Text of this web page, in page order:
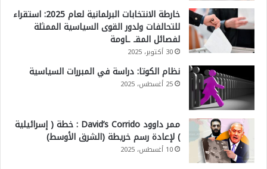
خارطة الانتخابات البرلمانية لعام 2025: استقراء
للتحالفات ولدور القوى السياسية الممثلة
لفصائل المقـ ـاومة
30 أكتوبر، 2025
نظام الكوتا: دراسة في المبررات السياسية
25 أغسطس، 2025
ممر داوود David’s Corrido : خطة ( إسرائيلية
) لإعادة رسم خريطة (الشرق الأوسط)
10 أغسطس، 2025